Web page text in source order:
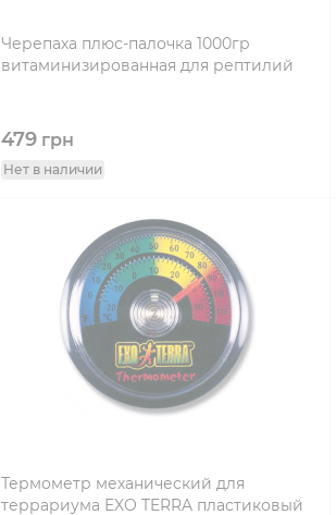
Черепаха плюс-палочка 1000гр
витаминизированная для рептилий
479грн
Нет в наличии
Термометр механический для
террариума EXO TERRA пластиковый